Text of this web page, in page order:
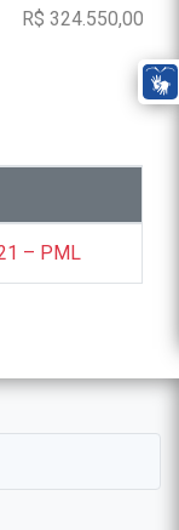
R$ 324.550,00
– PML